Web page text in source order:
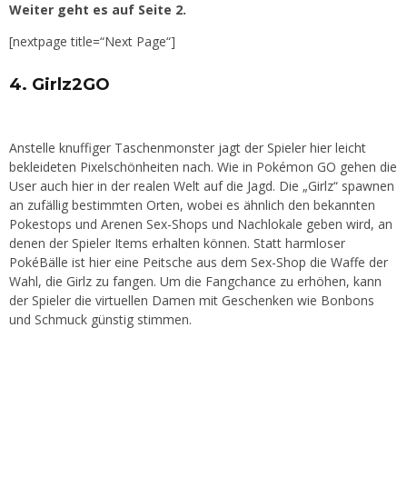
Weiter geht es auf Seite 2.
[nextpage title=“Next Page“]
4. Girlz2GO
Anstelle knuffiger Taschenmonster jagt der Spieler hier leicht
bekleideten Pixelschönheiten nach. Wie in Pokémon GO gehen die
User auch hier in der realen Welt auf die Jagd. Die „Girlz“ spawnen
an zufällig bestimmten Orten, wobei es ähnlich den bekannten
Pokestops und Arenen Sex-Shops und Nachlokale geben wird, an
denen der Spieler Items erhalten können. Statt harmloser
PokéBälle ist hier eine Peitsche aus dem Sex-Shop die Waffe der
Wahl, die Girlz zu fangen. Um die Fangchance zu erhöhen, kann
der Spieler die virtuellen Damen mit Geschenken wie Bonbons
und Schmuck günstig stimmen.